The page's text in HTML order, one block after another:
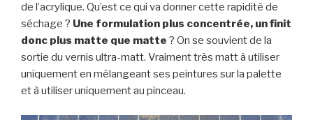
de l’acrylique. Qu’est ce qui va donner cette rapidité de
séchage ? Une formulation plus concentrée, un finit
donc plus matte que matte ? On se souvient de la
sortie du vernis ultra-matt. Vraiment très matt à utiliser
uniquement en mélangeant ses peintures sur la palette
et à utiliser uniquement au pinceau.